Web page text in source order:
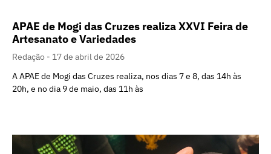
APAE de Mogi das Cruzes realiza XXVI Feira de
Artesanato e Variedades
Redação
17 de abril de 2026
A APAE de Mogi das Cruzes realiza, nos dias 7 e 8, das 14h às
20h, e no dia 9 de maio, das 11h às